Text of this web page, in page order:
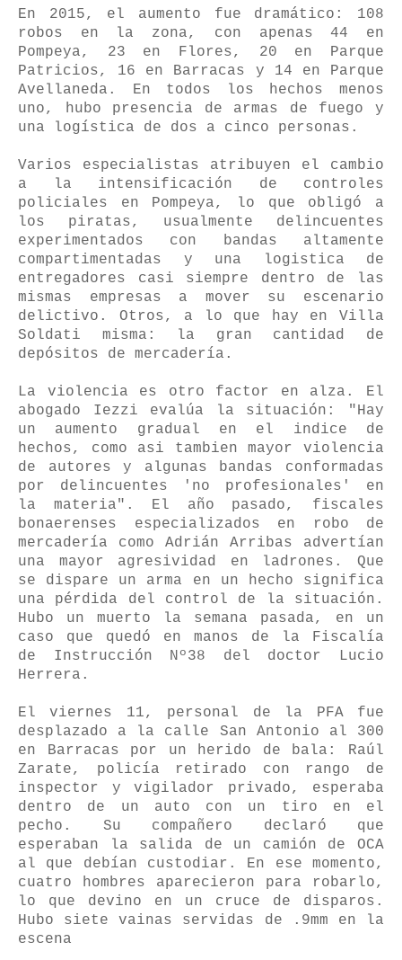
En 2015, el aumento fue dramático: 108
robos en la zona, con apenas 44 en
Pompeya, 23 en Flores, 20 en Parque
Patricios, 16 en Barracas y 14 en Parque
Avellaneda. En todos los hechos menos
uno, hubo presencia de armas de fuego y
una logística de dos a cinco personas.
Varios especialistas atribuyen el cambio
a la intensificación de controles
policiales en Pompeya, lo que obligó a
los piratas, usualmente delincuentes
experimentados con bandas altamente
compartimentadas y una logistica de
entregadores casi siempre dentro de las
mismas empresas a mover su escenario
delictivo. Otros, a lo que hay en Villa
Soldati misma: la gran cantidad de
depósitos de mercadería.
La violencia es otro factor en alza. El
abogado Iezzi evalúa la situación: "Hay
un aumento gradual en el indice de
hechos, como asi tambien mayor violencia
de autores y algunas bandas conformadas
por delincuentes 'no profesionales' en
la materia". El año pasado, fiscales
bonaerenses especializados en robo de
mercadería como Adrián Arribas advertían
una mayor agresividad en ladrones. Que
se dispare un arma en un hecho significa
una pérdida del control de la situación.
Hubo un muerto la semana pasada, en un
caso que quedó en manos de la Fiscalía
de Instrucción Nº38 del doctor Lucio
Herrera.
El viernes 11, personal de la PFA fue
desplazado a la calle San Antonio al 300
en Barracas por un herido de bala: Raúl
Zarate, policía retirado con rango de
inspector y vigilador privado, esperaba
dentro de un auto con un tiro en el
pecho. Su compañero declaró que
esperaban la salida de un camión de OCA
al que debían custodiar. En ese momento,
cuatro hombres aparecieron para robarlo,
lo que devino en un cruce de disparos.
Hubo siete vainas servidas de .9mm en la
escena